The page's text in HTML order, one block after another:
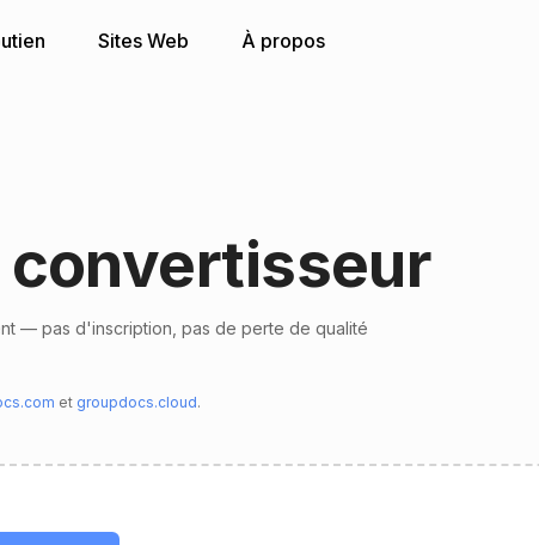
Sites Web À propos
convertisseur
— pas d'inscription, pas de perte de qualité
et groupdocs.cloud.